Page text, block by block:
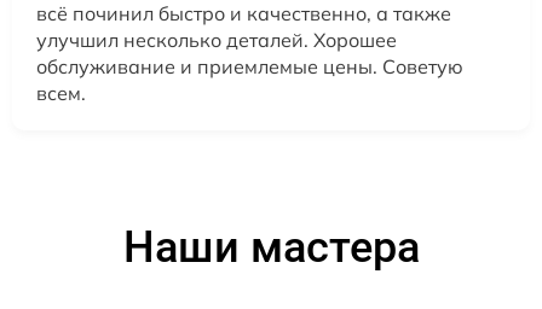
всё починил быстро и качественно, а также
улучшил несколько деталей. Хорошее
обслуживание и приемлемые цены. Советую
всем.
Наши мастера